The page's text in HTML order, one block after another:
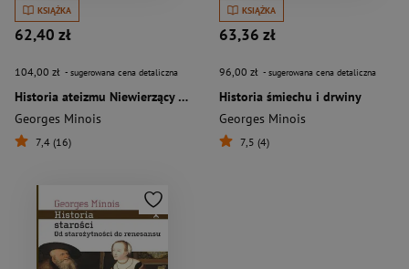
KSIĄŻKA
62,40 zł
104,00 zł - sugerowana cena detaliczna
Historia ateizmu Niewierzący w świecie zachodnim od jego początków do naszych czasów
Georges Minois
7,4 (16)
KSIĄŻKA
63,36 zł
96,00 zł - sugerowana cena detaliczna
Historia śmiechu i drwiny
Georges Minois
7,5 (4)